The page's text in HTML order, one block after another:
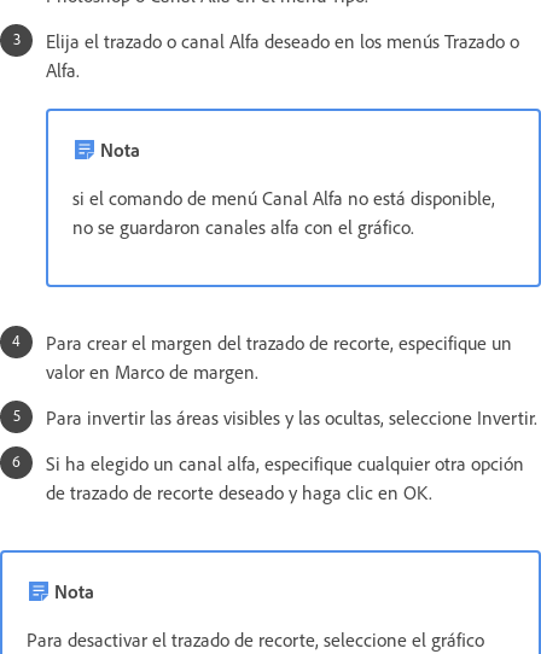
Elija el trazado o canal Alfa deseado en los menús Trazado o
Alfa.
Nota
si el comando de menú Canal Alfa no está disponible,
no se guardaron canales alfa con el gráfico.
Para crear el margen del trazado de recorte, especifique un
valor en Marco de margen.
Para invertir las áreas visibles y las ocultas, seleccione Invertir.
Si ha elegido un canal alfa, especifique cualquier otra opción
de trazado de recorte deseado y haga clic en OK.
Nota
Para desactivar el trazado de recorte, seleccione el gráfico